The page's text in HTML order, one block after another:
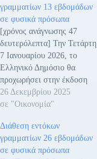
γραμματίων 13 εβδομάδων
σε φυσικά πρόσωπα
[χρόνος ανάγνωσης 47
δευτερόλεπτα] Την Τετάρτη
7 Ιανουαρίου 2026, το
Ελληνικό Δημόσιο θα
προχωρήσει στην έκδοση
εντόκων γραμματίων 13
εβδομάδων. Η έκδοση θα
οποία συμμετέχουν οι
Βασικοί Διαπραγματευτές
των τίτλων του Ελληνικού
26 Δεκεμβρίου 2025
σε "Οικονομία"
Διάθεση εντόκων
γραμματίων 26 εβδομάδων
σε φυσικά πρόσωπα